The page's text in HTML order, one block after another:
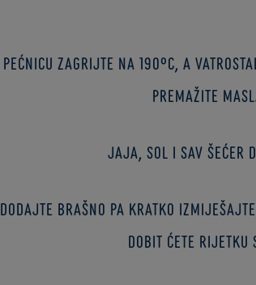
Pećnicu zagrijte na 190°C, a
premažite
Jaja, sol i sav šećer
Dodajte brašno pa kratko
Dobit ćete rijetku